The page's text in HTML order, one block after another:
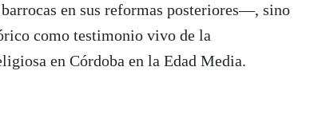
en sus reformas posteriores—, sino
como testimonio vivo de la
en Córdoba en la Edad Media.